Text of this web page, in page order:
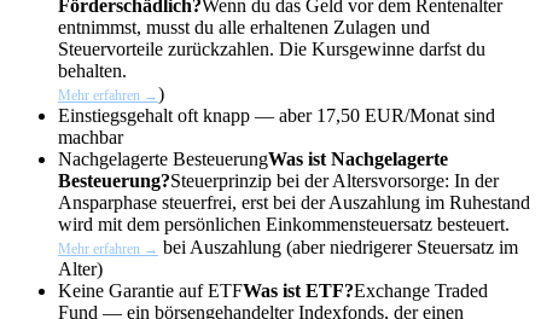
Förderschädlich?Wenn du das Geld vor dem Rentenalter
entnimmst, musst du alle erhaltenen Zulagen und
Steuervorteile zurückzahlen. Die Kursgewinne darfst du
behalten.
Mehr erfahren →)
Einstiegsgehalt oft knapp — aber 17,50 EUR/Monat sind
machbar
Nachgelagerte BesteuerungWas ist Nachgelagerte
Besteuerung?Steuerprinzip bei der Altersvorsorge: In der
Ansparphase steuerfrei, erst bei der Auszahlung im Ruhestand
wird mit dem persönlichen Einkommensteuersatz besteuert.
Mehr erfahren → bei Auszahlung (aber niedrigerer Steuersatz im
Alter)
Keine Garantie aufETFWas ist ETF?Exchange Traded
Fund — ein börsengehandelter Indexfonds, der einen